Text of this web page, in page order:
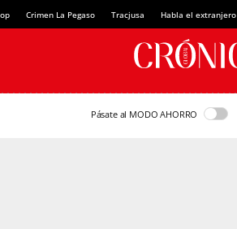
Crimen La Pegaso Tracjusa Habla el extranjero
Pásate al MODO AHORRO